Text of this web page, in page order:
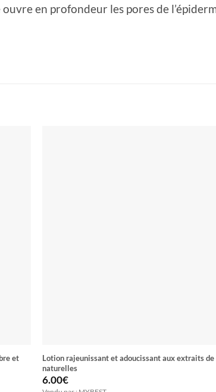
en profondeur les pores de
et
Lotion rajeunissant et adoucissant aux extraits
naturelles
6.00€